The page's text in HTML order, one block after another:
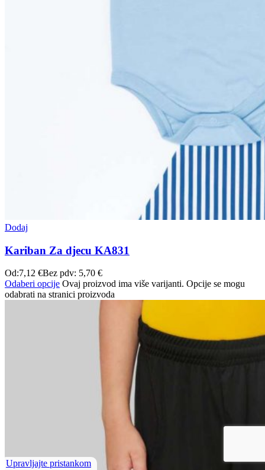
Dodaj
Kariban Za djecu KA831
Od:7,12 €Bez pdv: 5,70 €
Odaberi opcije Ovaj proizvod ima više varijanti. Opcije se mogu
odabrati na stranici proizvoda
Upravljajte pristankom